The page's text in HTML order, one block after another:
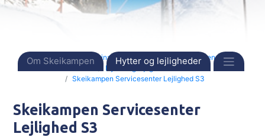
Om Skeikampen Hytter og lejligheder
Forside Destinationer Norge
Skeikampen
Hytter og lejligheder
Skeikampen Servicesenter Lejlighed S3
Skeikampen Servicesenter
Lejlighed S3